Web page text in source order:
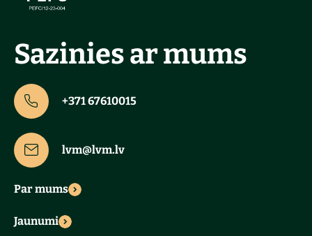
Sazinies ar mums
+371 67610015
lvm@lvm.lv
Par mums
Jaunumi